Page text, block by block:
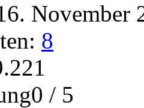
November
8
/ 5